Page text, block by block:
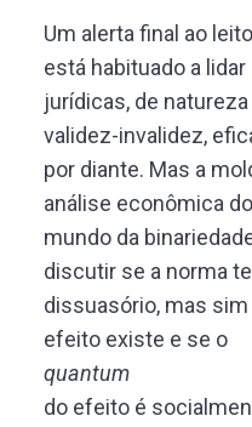
Um alerta final ao
está habituado a
jurídicas, de
validez-invalidez,
por diante. Mas a
análise econômica
mundo da
discutir se a norma
dissuasório, mas
efeito existe e se o
quantum
do efeito é